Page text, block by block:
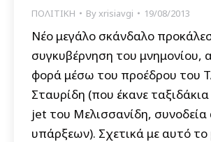
ΠΟΛΙΤΙΚΗ Byxrisiavgi 19/08/2013
Νέο μεγάλο σκάνδαλο
συγκυβέρνηση του μνημονίου,
φορά μέσω του προέδρου του
Σταυρίδη (που έκανε
jet του Μελισσανίδη, συνοδεία
υπάρξεων). Σχετικά με αυτό το